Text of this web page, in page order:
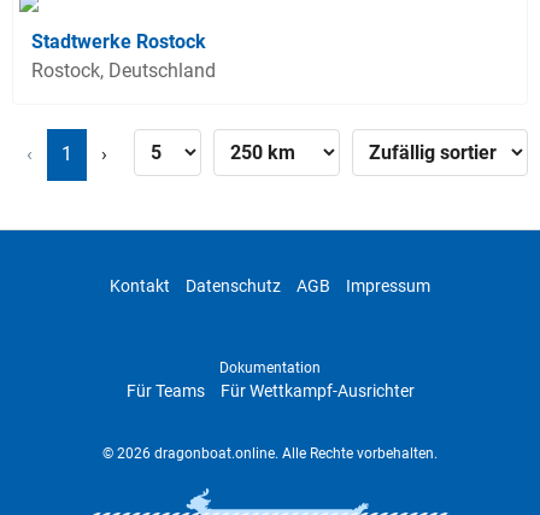
Stadtwerke Rostock
Rostock, Deutschland
‹ 1 ›
Kontakt Datenschutz AGB Impressum
Dokumentation
Für Teams Für Wettkampf-Ausrichter
© 2026 dragonboat.online. Alle Rechte vorbehalten.